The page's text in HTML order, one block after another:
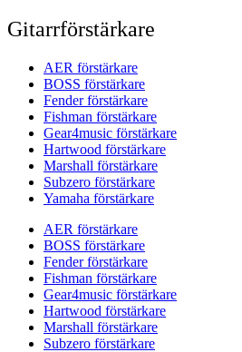
Gitarrförstärkare
AER förstärkare
BOSS förstärkare
Fender förstärkare
Fishman förstärkare
Gear4music förstärkare
Hartwood förstärkare
Marshall förstärkare
Subzero förstärkare
Yamaha förstärkare
AER förstärkare
BOSS förstärkare
Fender förstärkare
Fishman förstärkare
Gear4music förstärkare
Hartwood förstärkare
Marshall förstärkare
Subzero förstärkare